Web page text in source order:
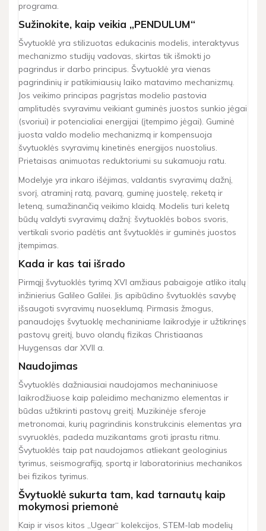
programa.
Sužinokite, kaip veikia „PENDULUM“
Švytuoklė yra stilizuotas edukacinis modelis, interaktyvus
mechanizmo studijų vadovas, skirtas tik išmokti jo
pagrindus ir darbo principus. Švytuoklė yra vienas
pagrindinių ir patikimiausių laiko matavimo mechanizmų.
Jos veikimo principas pagrįstas modelio pastovia
amplitudės svyravimu veikiant guminės juostos sunkio jėgai
(svoriui) ir potencialiai energijai (įtempimo jėgai). Guminė
juosta valdo modelio mechanizmą ir kompensuoja
švytuoklės svyravimų kinetinės energijos nuostolius.
Prietaisas animuotas reduktoriumi su sukamuoju ratu.
Modelyje yra inkaro išėjimas, valdantis svyravimų dažnį,
svorį, atraminį ratą, pavarą, guminę juostelę, reketą ir
leteną, sumažinančią veikimo klaidą. Modelis turi keletą
būdų valdyti svyravimų dažnį: švytuoklės bobos svoris,
vertikali svorio padėtis ant švytuoklės ir guminės juostos
įtempimas.
Kada ir kas tai išrado
Pirmąjį švytuoklės tyrimą XVI amžiaus pabaigoje atliko italų
inžinierius Galileo Galilei. Jis apibūdino švytuoklės savybę
išsaugoti svyravimų nuoseklumą. Pirmasis žmogus,
panaudojęs švytuoklę mechaniniame laikrodyje ir užtikrinęs
pastovų greitį, buvo olandų fizikas Christiaanas
Huygensas dar XVII a.
Naudojimas
Švytuoklės dažniausiai naudojamos mechaniniuose
laikrodžiuose kaip paleidimo mechanizmo elementas ir
būdas užtikrinti pastovų greitį. Muzikinėje sferoje
metronomai, kurių pagrindinis konstrukcinis elementas yra
svyruoklės, padeda muzikantams groti įprastu ritmu.
Švytuoklės taip pat naudojamos atliekant geologinius
tyrimus, seismografiją, sportą ir laboratorinius mechanikos
bei fizikos tyrimus.
Švytuoklė sukurta tam, kad tarnautų kaip
mokymosi priemonė
Kaip ir visos kitos „Ugear“ kolekcijos, STEM-lab modelių